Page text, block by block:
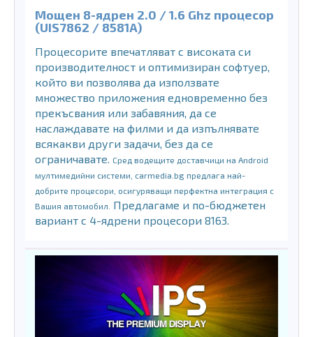
Мощен 8-ядрен 2.0 / 1.6 Ghz процесор
(UIS7862 / 8581A)
Процесорите впечатляват с високата си
производителност и оптимизиран софтуер,
който ви позволява да използвате
множество приложения едновременно без
прекъсвания или забавяния, да се
наслаждавате на филми и да изпълнявате
всякакви други задачи, без да се
ограничавате. Сред водещите доставчици на Android
мултимедийни системи, carmedia.bg предлага най-
добрите процесори, осигуряващи перфектна интеграция с
Вашия автомобил.
Предлагаме и по-бюджетен
вариант с 4-ядрени процесори 8163.